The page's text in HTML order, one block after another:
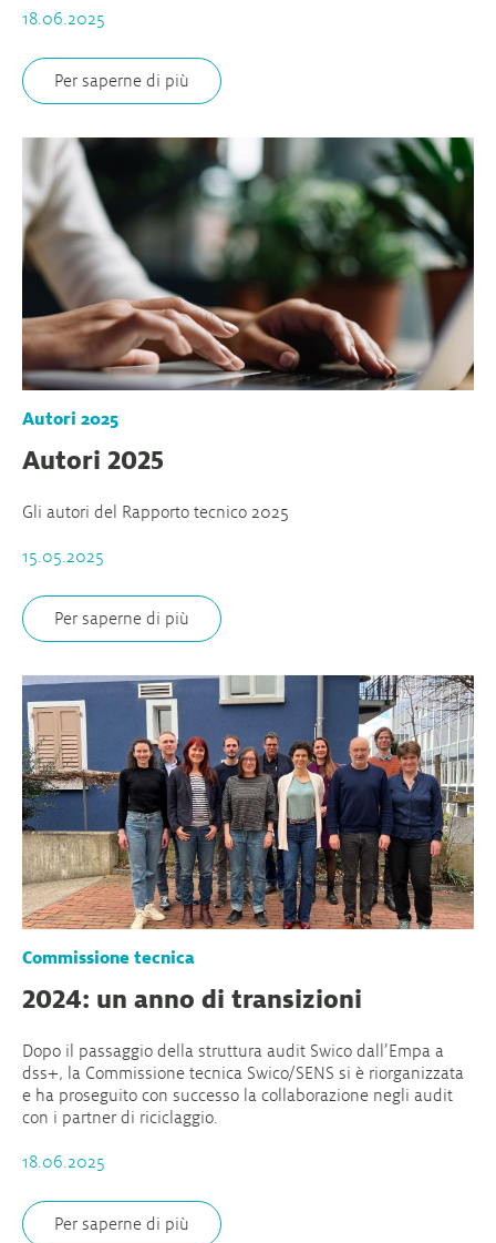
18.06.2025
Per saperne di più
Autori 2025
Autori 2025
Gli autori del Rapporto tecnico 2025
15.05.2025
Per saperne di più
Commissione tecnica
2024: un anno di transizioni
Dopo il passaggio della struttura audit Swico dall’Empa a
dss+, la Commissione tecnica Swico/SENS si è riorganizzata
e ha proseguito con successo la collaborazione negli audit
con i partner di riciclaggio.
18.06.2025
Per saperne di più